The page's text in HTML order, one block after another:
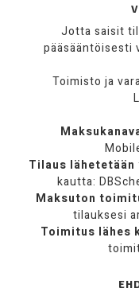
Jotta saisit
pääsääntöisesti
Toimisto ja
Tilaus lähetetään
kautta:
Maksuton
tilauksesi
Toimitus lähes